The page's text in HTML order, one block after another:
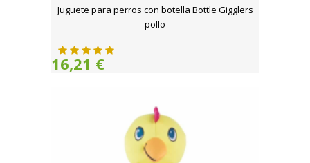
Juguete para perros con botella Bottle Gigglers
pollo
16,21 €